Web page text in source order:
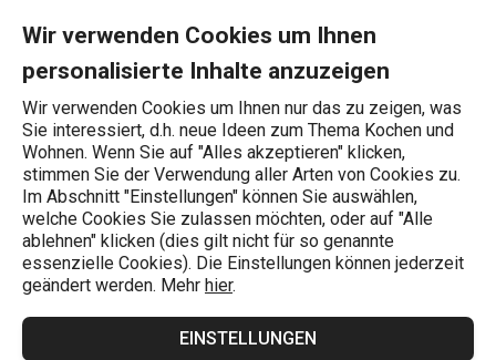
Wir verwenden Cookies um Ihnen
personalisierte Inhalte anzuzeigen
Wir verwenden Cookies um Ihnen nur das zu zeigen, was
Sie interessiert, d.h. neue Ideen zum Thema Kochen und
Wohnen. Wenn Sie auf "Alles akzeptieren" klicken,
stimmen Sie der Verwendung aller Arten von Cookies zu.
Im Abschnitt "Einstellungen" können Sie auswählen,
welche Cookies Sie zulassen möchten, oder auf "Alle
ablehnen" klicken (dies gilt nicht für so genannte
essenzielle Cookies). Die Einstellungen können jederzeit
geändert werden. Mehr hier.
EINSTELLUNGEN
Wonach suchen Sie?
Fleischig
Wilfleisch-Schmaus
Rezepte Fleischig 21.10.2025
Wildspezialitäten in einer Stunde